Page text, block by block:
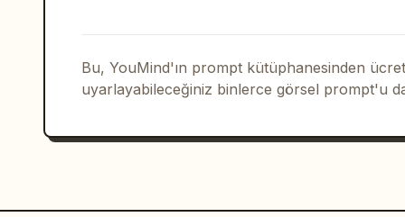
Kısıtlamalar: Hiçbir yerde
pusula gülü, karakter yakın
Bu, YouMind'ın prompt kütüphanesinden
uyarlayabileceğiniz binlerce görsel prompt'u